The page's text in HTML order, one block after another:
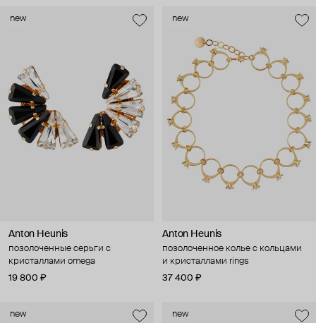
new
Anton Heunis
позолоченные серьги с
кристаллами omega
19 800 ₽
new
Anton Heunis
позолоченное колье с кольцами
и кристаллами rings
37 400 ₽
new new